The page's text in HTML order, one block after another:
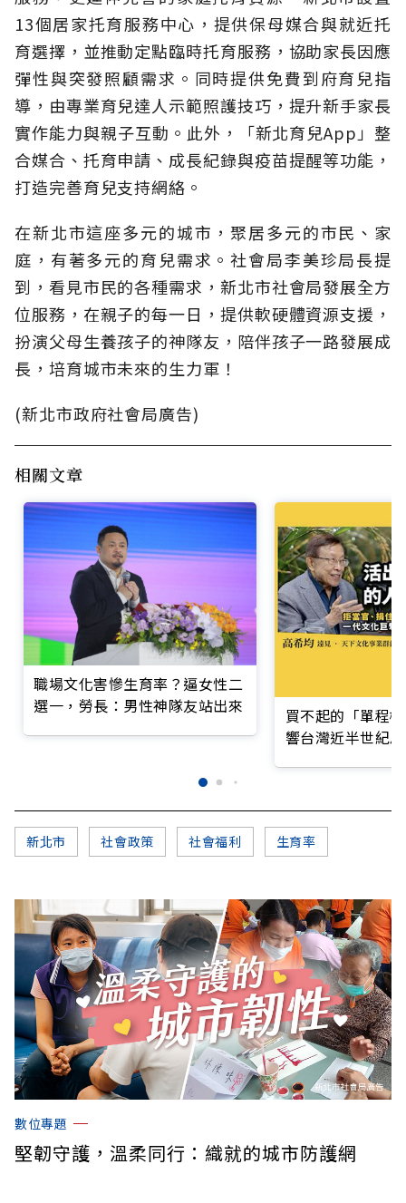
13個居家托育服務中心，提供保母媒合與就近托
育選擇，並推動定點臨時托育服務，協助家長因應
彈性與突發照顧需求。同時提供免費到府育兒指
導，由專業育兒達人示範照護技巧，提升新手家長
實作能力與親子互動。此外，「新北育兒App」整
合媒合、托育申請、成長紀錄與疫苗提醒等功能，
打造完善育兒支持網絡。
在新北市這座多元的城市，聚居多元的市民、家
庭，有著多元的育兒需求。社會局李美珍局長提
到，看見市民的各種需求，新北市社會局發展全方
位服務，在親子的每一日，提供軟硬體資源支援，
扮演父母生養孩子的神隊友，陪伴孩子一路發展成
長，培育城市未來的生力軍！
(新北市政府社會局廣告)
相關文章
職場文化害慘生育率？逼女性二
選一，勞長：男性神隊友站出來
買不起的「單程
響台灣近半世紀
新北市 社會政策 社會福利 生育率
數位專題
堅韌守護，溫柔同行：織就的城市防護網